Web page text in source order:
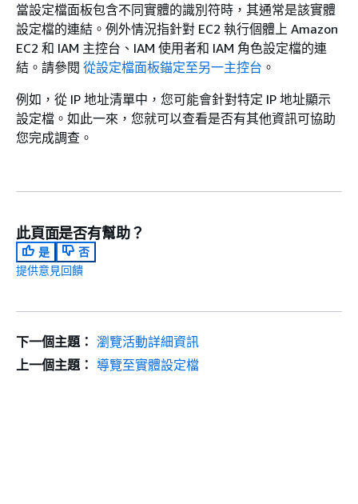
當設定檔面板包含不同實體的識別符時，其通常是該實體
設定檔的連結。例外情況指針對 EC2 執行個體上 Amazon
EC2 和 IAM 主控台、IAM 使用者和 IAM 角色設定檔的連
結。請參閱 從設定檔面板錨定至另一主控台 。
例如，從 IP 地址清單中，您可能會針對特定 IP 地址顯示
設定檔。如此一來，您就可以查看是否有其他資訊可協助
您完成調查。
此頁面是否有幫助？
是
否
提供意見回饋
下一個主題： 瀏覽活動詳細資訊
上一個主題： 導覽至實體設定檔